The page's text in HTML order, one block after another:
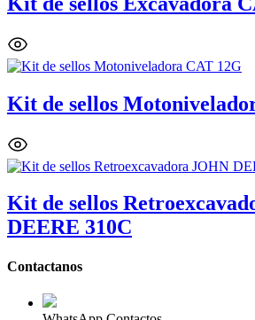
Kit de sellos
Kit de sellos
DEERE 310C
Contactanos